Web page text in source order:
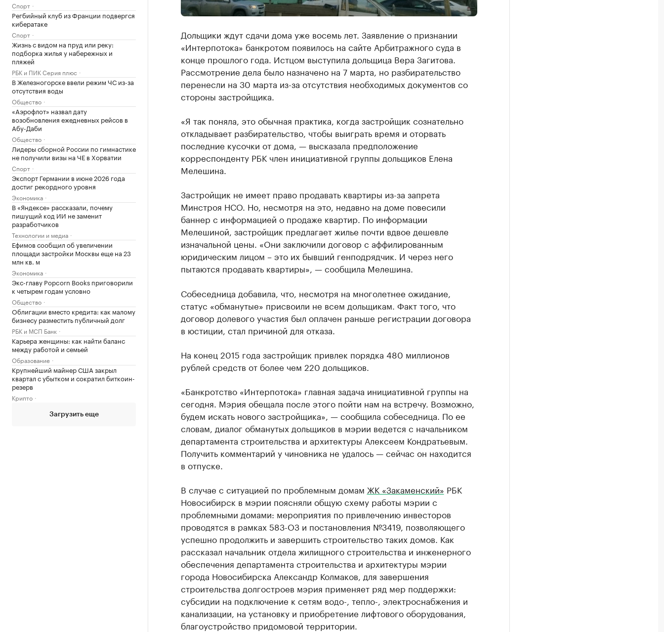
Спорт
Регбийный клуб из Франции подвергся
кибератаке
Спорт
Жизнь с видом на пруд или реку:
подборка жилья у набережных и
пляжей
РБК и ПИК Серия плюс
В Железногорске ввели режим ЧС из-за
отсутствия воды
Общество
«Аэрофлот» назвал дату
возобновления ежедневных рейсов в
Абу-Даби
Общество
Лидеры сборной России по гимнастике
не получили визы на ЧЕ в Хорватии
Спорт
Экспорт Германии в июне 2026 года
достиг рекордного уровня
Экономика
В «Яндексе» рассказали, почему
пишущий код ИИ не заменит
разработчиков
Технологии и медиа
Ефимов сообщил об увеличении
площади застройки Москвы еще на 23
млн кв. м
Экономика
Экс-главу Popcorn Books приговорили
к четырем годам условно
Общество
Облигации вместо кредита: как малому
бизнесу разместить публичный долг
РБК и МСП Банк
Карьера женщины: как найти баланс
между работой и семьей
Образование
Крупнейший майнер США закрыл
квартал с убытком и сократил биткоин-
резерв
Крипто
Загрузить еще
Дольщики ждут сдачи дома уже восемь лет. Заявление о признании
«Интерпотока» банкротом появилось на сайте Арбитражного суда в
конце прошлого года. Истцом выступила дольщица Вера Загитова.
Рассмотрение дела было назначено на 7 марта, но разбирательство
перенесли на 30 марта из-за отсутствия необходимых документов со
стороны застройщика.
«Я так поняла, это обычная практика, когда застройщик сознательно
откладывает разбирательство, чтобы выиграть время и оторвать
последние кусочки от дома, — высказала предположение
корреспонденту РБК член инициативной группы дольщиков Елена
Мелешина.
Застройщик не имеет право продавать квартиры из-за запрета
Минстроя НСО. Но, несмотря на это, недавно на доме повесили
баннер с информацией о продаже квартир. По информации
Мелешиной, застройщик предлагает жилье почти вдвое дешевле
изначальной цены. «Они заключили договор с аффилированным
юридическим лицом – это их бывший генподрядчик. И через него
пытаются продавать квартиры», — сообщила Мелешина.
Собеседница добавила, что, несмотря на многолетнее ожидание,
статус «обманутые» присвоили не всем дольщикам. Факт того, что
договор долевого участия был оплачен раньше регистрации договора
в юстиции, стал причиной для отказа.
На конец 2015 года застройщик привлек порядка 480 миллионов
рублей средств от более чем 220 дольщиков.
«Банкротство «Интерпотока» главная задача инициативной группы на
сегодня. Мэрия обещала после этого пойти нам на встречу. Возможно,
будем искать нового застройщика», — сообщила собеседница. По ее
словам, диалог обманутых дольщиков в мэрии ведется с начальником
департамента строительства и архитектуры Алексеем Кондратьевым.
Получить комментарий у чиновника не удалось — сейчас он находится
в отпуске.
В случае с ситуацией по проблемным домам ЖК «​Закаменский» РБК
Новосибирск в мэрии поясняли общую схему работы мэрии с
проблемными домами: мероприятия по привлечению инвесторов
проводятся в рамках 583-ОЗ и постановления №3419, позволяющего
успешно продолжить и завершить строительство таких домов. Как
рассказал начальник отдела жилищного строительства и инженерного
обеспечения департамента строительства и архитектуры мэрии
города Новосибирска Александр Колмаков, для завершения
строительства долгостроев мэрия применяет ряд мер поддержки:
субсидии на подключение к сетям водо-, тепло-, электроснабжения и
канализации, на установку и приобретение лифтового оборудования,
благоустройство придомовой территории.